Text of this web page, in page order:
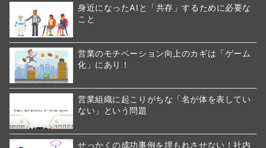
身近になったAIと「共存」するために必要な
こと
営業のモチベーション向上のカギは「ゲーム
化」にあり！
営業組織に起こりがちな「名が体を表してい
ない」という問題
せっかくの成功事例を埋もれさせない！社内